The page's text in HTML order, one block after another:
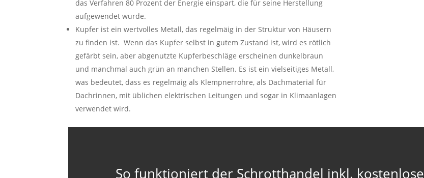
das Verfahren 80 Prozent der Energie einspart, die für seine Herstellung
aufgewendet wurde.
Kupfer ist ein wertvolles Metall, das regelmäig in der Struktur von Häusern
zu finden ist. Wenn das Kupfer selbst in gutem Zustand ist, wird es rötlich
gefärbt sein, aber abgenutzte Kupferbeschläge erscheinen dunkelbraun
und manchmal auch grün an manchen Stellen. Es ist ein vielseitiges Metall,
was bedeutet, dass es regelmäig als Klempnerrohre, als Dachmaterial für
Dachrinnen, mit üblichen elektrischen Leitungen und sogar in Klimaanlagen
verwendet wird.
So funktioniert der Schrotthandel inkl. kostenlose